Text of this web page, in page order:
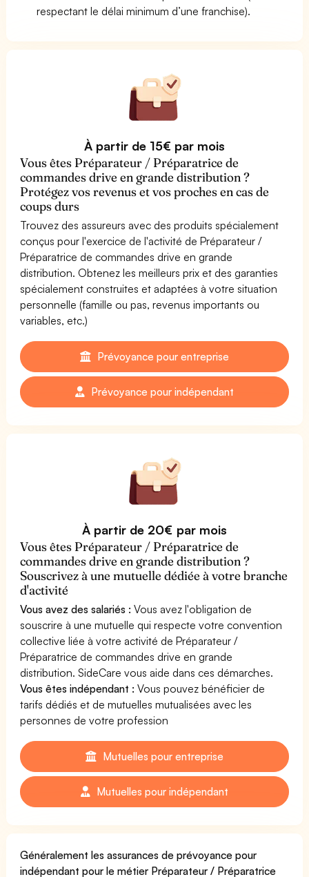
respectant le délai minimum d’une franchise).
À partir de 15€ par mois
Vous êtes Préparateur / Préparatrice de
commandes drive en grande distribution ?
Protégez vos revenus et vos proches en cas de
coups durs
Trouvez des assureurs avec des produits spécialement
conçus pour l'exercice de l'activité de Préparateur /
Préparatrice de commandes drive en grande
distribution. Obtenez les meilleurs prix et des garanties
spécialement construites et adaptées à votre situation
personnelle (famille ou pas, revenus importants ou
variables, etc.)
Prévoyance pour entreprise
Prévoyance pour indépendant
À partir de 20€ par mois
Vous êtes Préparateur / Préparatrice de
commandes drive en grande distribution ?
Souscrivez à une mutuelle dédiée à votre branche
d'activité
Vous avez des salariés : Vous avez l'obligation de
souscrire à une mutuelle qui respecte votre convention
collective liée à votre activité de Préparateur /
Préparatrice de commandes drive en grande
distribution. SideCare vous aide dans ces démarches.
Vous êtes indépendant : Vous pouvez bénéficier de
tarifs dédiés et de mutuelles mutualisées avec les
personnes de votre profession
Mutuelles pour entreprise
Mutuelles pour indépendant
Généralement les assurances de prévoyance pour
indépendant pour le métier Préparateur / Préparatrice